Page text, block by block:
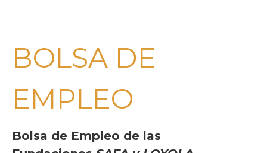
BOLSA DE
EMPLEO
Bolsa de Empleo de las